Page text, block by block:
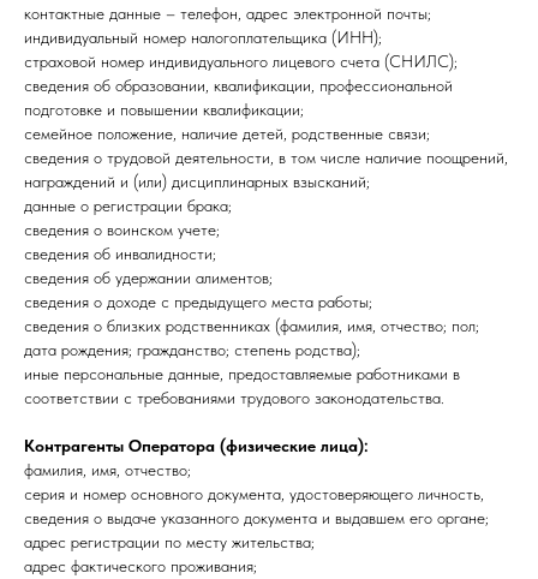
контактные данные – телефон, адрес электронной почты;
индивидуальный номер налогоплательщика (ИНН);
страховой номер индивидуального лицевого счета (СНИЛС);
сведения об образовании, квалификации, профессиональной
подготовке и повышении квалификации;
семейное положение, наличие детей, родственные связи;
сведения о трудовой деятельности, в том числе наличие поощрений,
награждений и (или) дисциплинарных взысканий;
данные о регистрации брака;
сведения о воинском учете;
сведения об инвалидности;
сведения об удержании алиментов;
сведения о доходе с предыдущего места работы;
сведения о близких родственниках (фамилия, имя, отчество; пол;
дата рождения; гражданство; степень родства);
иные персональные данные, предоставляемые работниками в
соответствии с требованиями трудового законодательства.
Контрагенты Оператора (физические лица):
фамилия, имя, отчество;
серия и номер основного документа, удостоверяющего личность,
сведения о выдаче указанного документа и выдавшем его органе;
адрес регистрации по месту жительства;
адрес фактического проживания;